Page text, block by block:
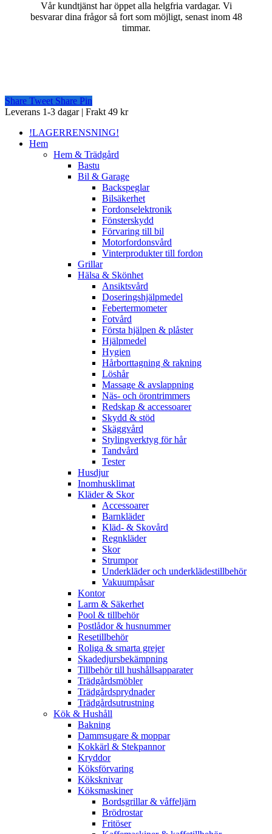
Vår kundtjänst har öppet alla helgfria vardagar. Vi
besvarar dina frågor så fort som möjligt, senast inom 48
timmar.
Share Tweet Share Pin
Close
Leverans 1-3 dagar | Frakt 49 kr
!LAGERRENSNING!
Hem
Hem & Trädgård
Bastu
Bil & Garage
Backspeglar
Bilsäkerhet
Fordonselektronik
Fönsterskydd
Förvaring till bil
Motorfordonsvård
Vinterprodukter till fordon
Grillar
Hälsa & Skönhet
Ansiktsvård
Doseringshjälpmedel
Febertermometer
Fotvård
Första hjälpen & plåster
Hjälpmedel
Hygien
Hårborttagning & rakning
Löshår
Massage & avslappning
Näs- och örontrimmers
Redskap & accessoarer
Skydd & stöd
Skäggvård
Stylingverktyg för hår
Tandvård
Tester
Husdjur
Inomhusklimat
Kläder & Skor
Accessoarer
Barnkläder
Kläd- & Skovård
Regnkläder
Skor
Strumpor
Underkläder och underklädestillbehör
Vakuumpåsar
Kontor
Larm & Säkerhet
Pool & tillbehör
Postlådor & husnummer
Resetillbehör
Roliga & smarta grejer
Skadedjursbekämpning
Tillbehör till hushållsapparater
Trädgårdsmöbler
Trädgårdsprydnader
Trädgårdsutrustning
Kök & Hushåll
Bakning
Dammsugare & moppar
Kokkärl & Stekpannor
Kryddor
Köksförvaring
Köksknivar
Köksmaskiner
Bordsgrillar & våffeljärn
Brödrostar
Fritöser